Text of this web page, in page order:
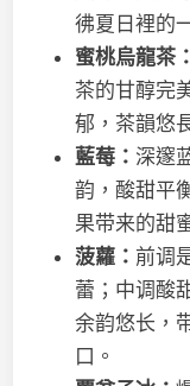
彿夏日裡的
蜜桃烏龍茶：
茶的甘醇完
郁，茶韻悠
藍莓： 深邃
韵，酸甜平
果带来的甜
菠蘿： 前调
蕾；中调酸
余韵悠长，
口。